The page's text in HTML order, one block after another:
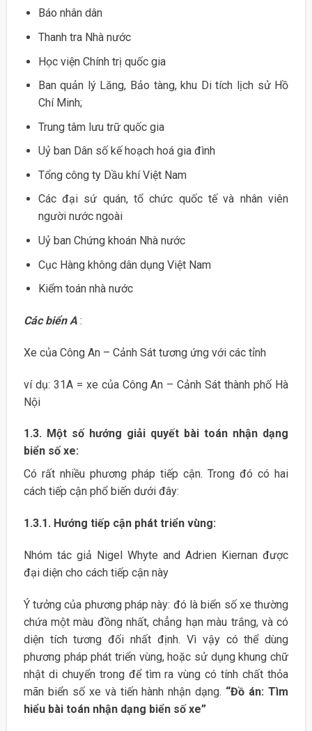
Báo nhân dân
Thanh tra Nhà nước
Học viện Chính trị quốc gia
Ban quản lý Lăng, Bảo tàng, khu Di tích lịch sử Hồ
Chí Minh;
Trung tâm lưu trữ quốc gia
Uỷ ban Dân số kế hoạch hoá gia đình
Tổng công ty Dầu khí Việt Nam
Các đại sứ quán, tổ chức quốc tế và nhân viên
người nước ngoài
Uỷ ban Chứng khoán Nhà nước
Cục Hàng không dân dụng Việt Nam
Kiểm toán nhà nước
Các biển A:
Xe của Công An – Cảnh Sát tương ứng với các tỉnh
ví dụ: 31A = xe của Công An – Cảnh Sát thành phố Hà
Nội
1.3. Một số hướng giải quyết bài toán nhận dạng
biển số xe:
Có rất nhiều phương pháp tiếp cận. Trong đó có hai
cách tiếp cận phổ biến dưới đây:
1.3.1. Hướng tiếp cận phát triển vùng:
Nhóm tác giả Nigel Whyte and Adrien Kiernan được
đại diện cho cách tiếp cận này
Ý tưởng của phương pháp này: đó là biển số xe thường
chứa một màu đồng nhất, chẳng hạn màu trắng, và có
diện tích tương đối nhất định. Vì vậy có thể dùng
phương pháp phát triển vùng, hoặc sử dụng khung chữ
nhật di chuyển trong để tìm ra vùng có tính chất thỏa
mãn biển số xe và tiến hành nhận dạng. “Đồ án: Tìm
hiểu bài toán nhận dạng biển số xe”